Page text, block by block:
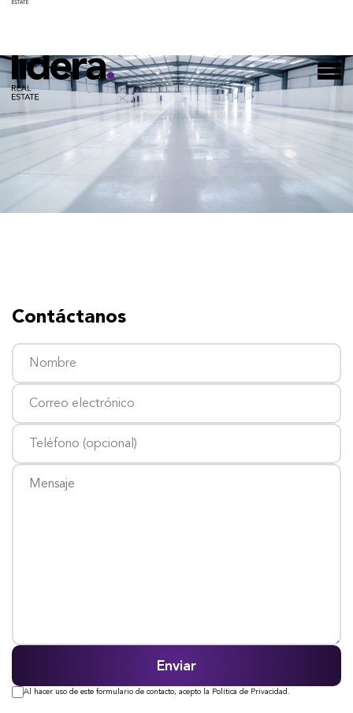
Contáctanos
Al hacer uso de este formulario de contacto, acepto la Política de Privacidad.